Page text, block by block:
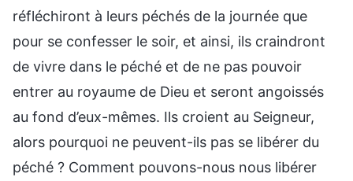
réfléchiront à leurs péchés de la journée que
pour se confesser le soir, et ainsi, ils craindront
de vivre dans le péché et de ne pas pouvoir
entrer au royaume de Dieu et seront angoissés
au fond d’eux-mêmes. Ils croient au Seigneur,
alors pourquoi ne peuvent-ils pas se libérer du
péché ? Comment pouvons-nous nous libérer